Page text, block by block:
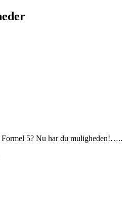
Formel 5? Nu har du muligheden!…..